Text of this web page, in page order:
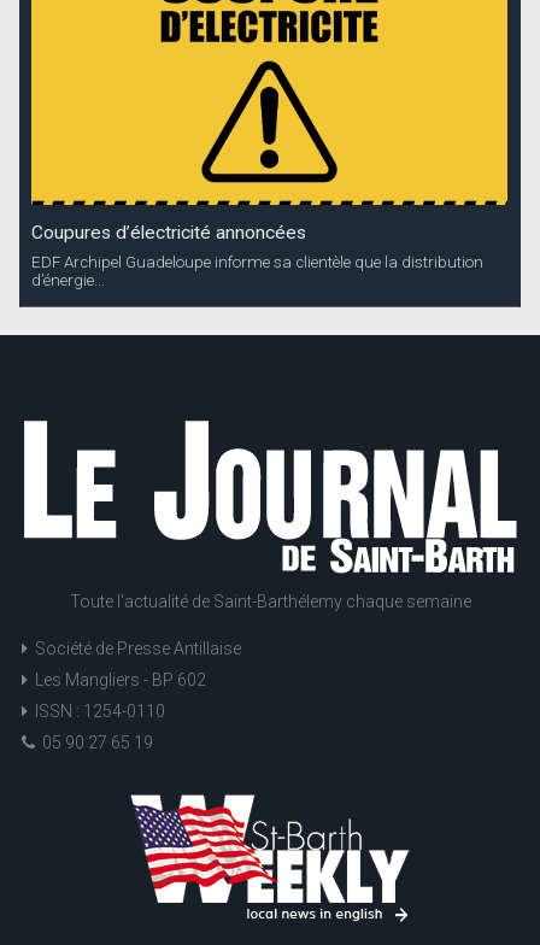
Coupures d’électricité annoncées
EDF Archipel Guadeloupe informe sa clientèle que la distribution
d’énergie...
Toute l'actualité de Saint-Barthélemy chaque semaine
Société de Presse Antillaise
Les Mangliers - BP 602
ISSN : 1254-0110
05 90 27 65 19